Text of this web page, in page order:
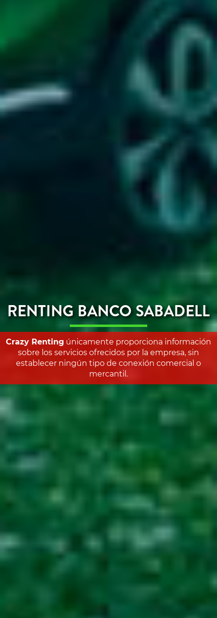
RENTING BANCO SABADELL
Crazy Renting únicamente proporciona información
sobre los servicios ofrecidos por la empresa, sin
establecer ningún tipo de conexión comercial o
mercantil.